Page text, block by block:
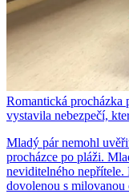
Romantická procházka
vystavila nebezpečí,
Mladý pár nemohl
procházce po pláži.
neviditelného
dovolenou s milovanou